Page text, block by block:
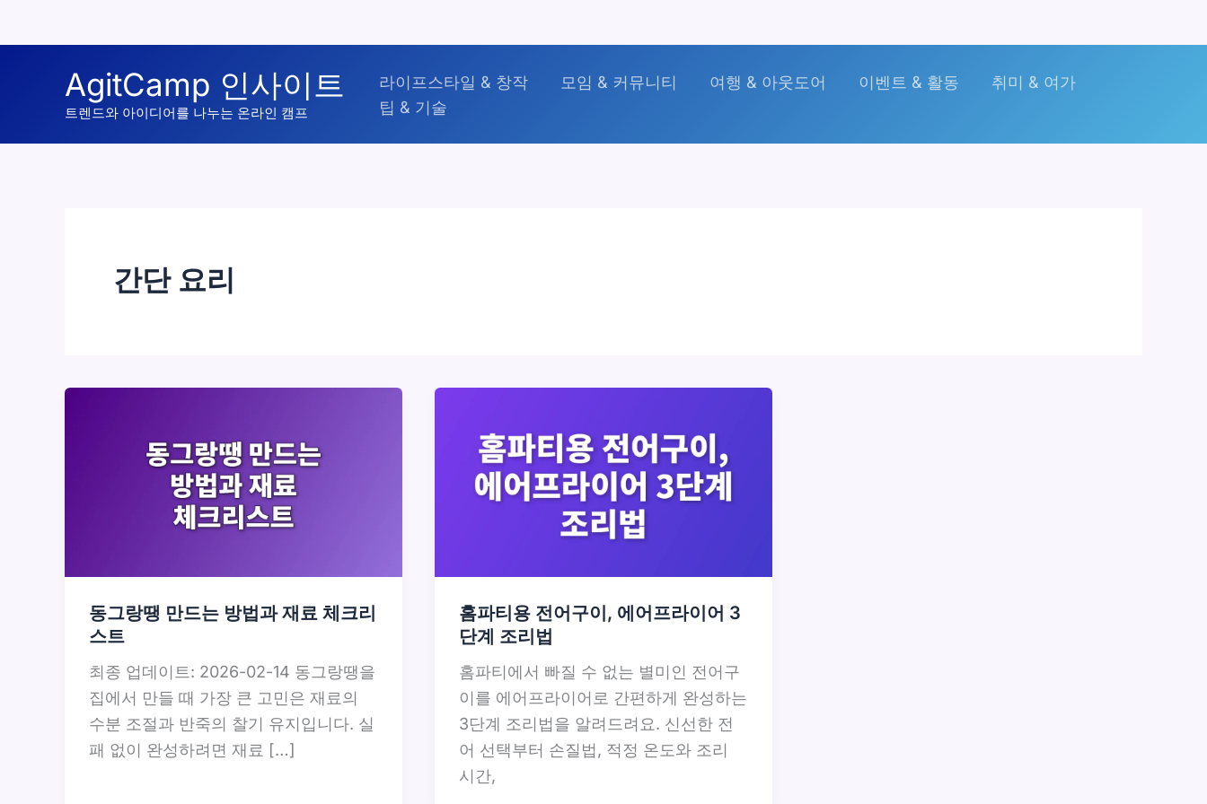
AgitCamp 인사이트
트렌드와 아이디어를 나누는 온라인 캠프
라이프스타일 & 창작 모임 & 커뮤니티 여행 & 아웃도어 이벤트 & 활동
취미 & 여가
팁 & 기술
간단 요리
동그랑땡 만드는 방법과 재료 체크리
스트
최종 업데이트: 2026-02-14 동그랑땡을
집에서 만들 때 가장 큰 고민은 재료의
수분 조절과 반죽의 찰기 유지입니다. 실
패 없이 완성하려면 재료 […]
홈파티용 전어구이, 에어프라이어 3
단계 조리법
홈파티에서 빠질 수 없는 별미인 전어구
이를 에어프라이어로 간편하게 완성하는
3단계 조리법을 알려드려요. 신선한 전
어 선택부터 손질법, 적정 온도와 조리
시간,